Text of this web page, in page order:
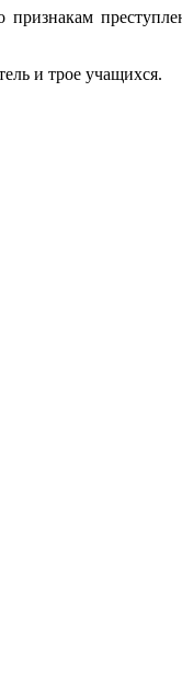
и трое учащихся.